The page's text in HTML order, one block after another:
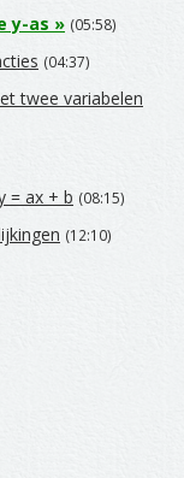
y-as » (05:58)
(04:37)
twee variabelen
= ax + b (08:15)
(12:10)